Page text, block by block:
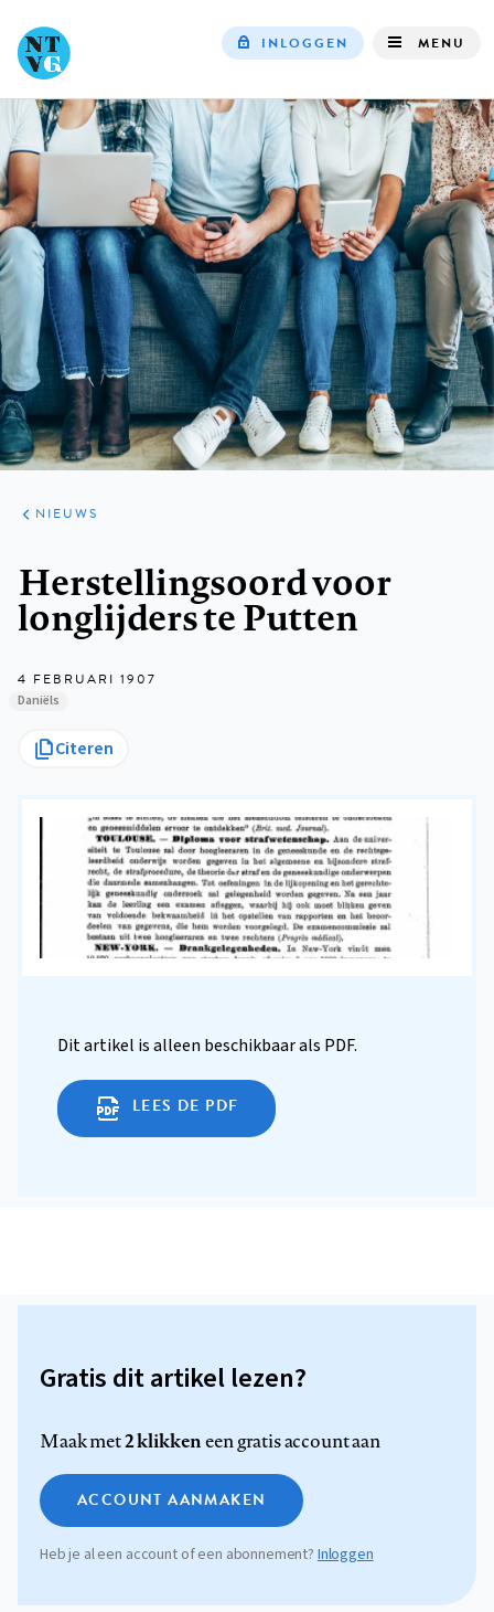
navigation
INLOGGEN MENU
ARTIKELEN
HET
KORT
NIEUWS
Herstellingsoord voor
longlijders te Putten
4 FEBRUARI 1907
Daniëls
Citeren
Dit artikel is alleen beschikbaar als PDF.
LEES DE PDF
Gratis dit artikel lezen?
Maak met2 klikkeneen gratis account aan
ACCOUNT AANMAKEN
Heb je al een account of een abonnement? Inloggen